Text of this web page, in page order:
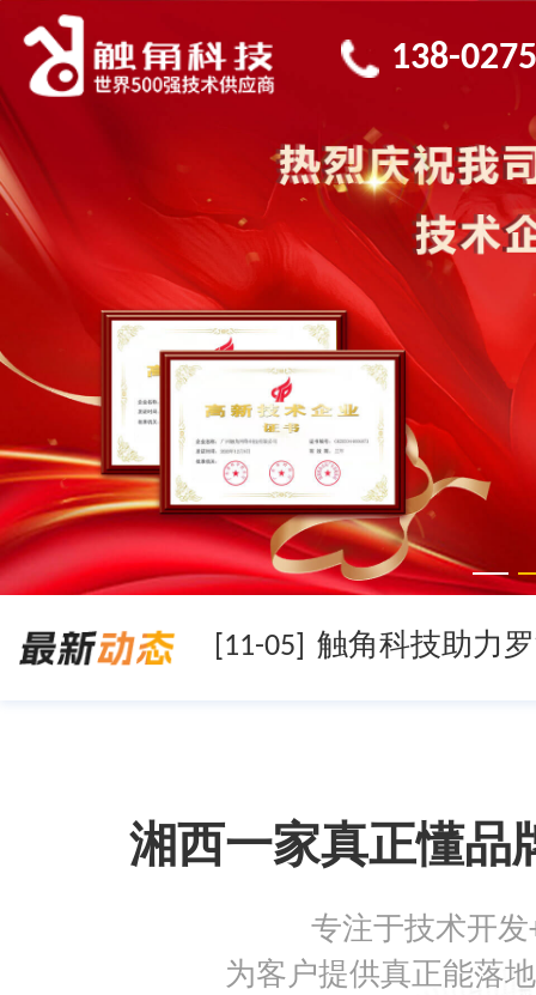
138-
[11-05]
[11-05]
[08-19]
[08-05]
湘西一家真正懂品
专注于技术开
为客户提供真正能落